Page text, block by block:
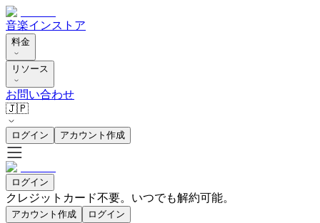
音楽インストア
料金
リソース
お問い合わせ
🇯🇵
ログイン アカウント作成
ログイン
クレジットカード不要。いつでも解約可能。
アカウント作成 ログイン